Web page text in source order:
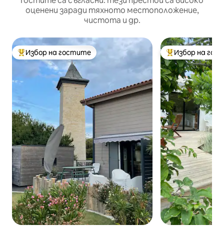
оценени заради тяхното местоположение,
чистота и др.
Най-популярен избор на гостите
Избор на гостите Най-популярен
Избор на